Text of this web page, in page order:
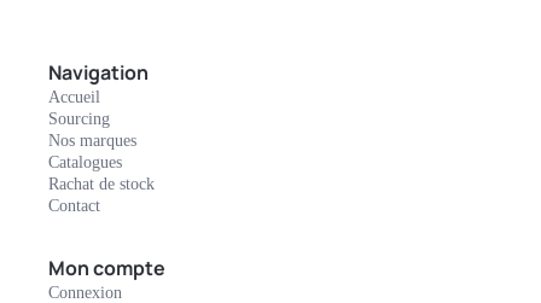
Navigation
Accueil
Sourcing
Nos marques
Catalogues
Rachat de stock
Contact
Mon compte
Connexion